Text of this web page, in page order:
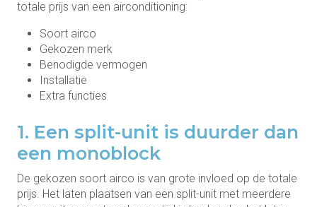
totale prijs van een airconditioning:
Soort airco
Gekozen merk
Benodigde vermogen
Installatie
Extra functies
1. Een split-unit is duurder dan
een monoblock
De gekozen soort airco is van grote invloed op de totale
prijs. Het laten plaatsen van een split-unit met meerdere